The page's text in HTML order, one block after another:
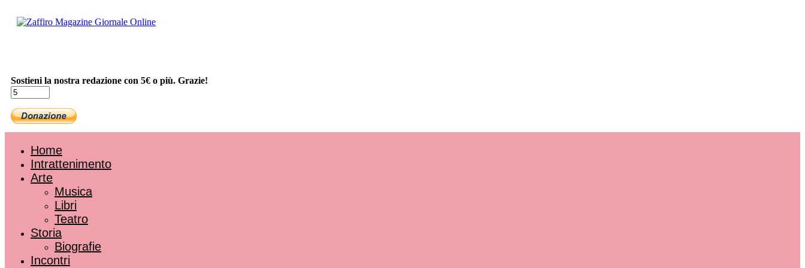
Sostieni la nostra redazione con 5€ o più. Grazie!
Home
Intrattenimento
Arte
Musica
Libri
Teatro
Storia
Biografie
Incontri